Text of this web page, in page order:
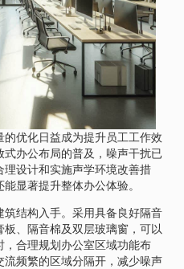
优化日益成为提升员工工作效
办公布局的普及，噪声干扰已
设计和实施声学环境改善措
显著提升整体办公体验。
结构入手。采用具备良好隔音
、隔音棉及双层玻璃窗，可以
合理规划办公室区域功能布
频繁的区域分隔开，减少噪声